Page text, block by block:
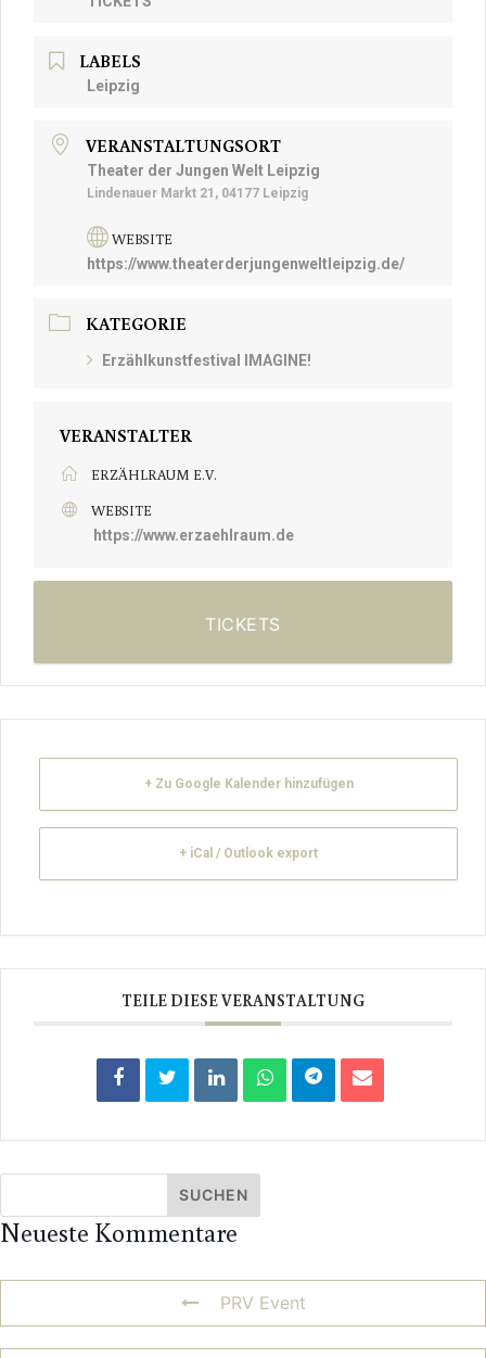
LABELS
Leipzig
VERANSTALTUNGSORT
Theater der Jungen Welt Leipzig
Lindenauer Markt 21, 04177 Leipzig
WEBSITE
https://www.theaterderjungenweltleipzig.de/
KATEGORIE
Erzählkunstfestival IMAGINE!
VERANSTALTER
ERZÄHLRAUM E.V.
WEBSITE
https://www.erzaehlraum.de
TICKETS
+ Zu Google Kalender hinzufügen
+ iCal / Outlook export
TEILE DIESE VERANSTALTUNG
Neueste Kommentare
PRV Event